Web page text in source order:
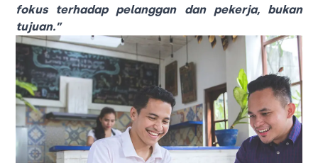
fokus terhadap pelanggan dan pekerja, bukan
tujuan.”